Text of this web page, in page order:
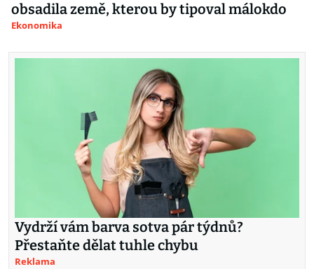
obsadila země, kterou by tipoval málokdo
Ekonomika
Vydrží vám barva sotva pár týdnů?
Přestaňte dělat tuhle chybu
Reklama